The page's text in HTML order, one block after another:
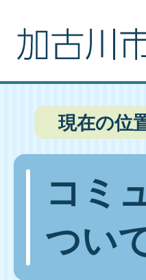
現在の位
コミ
つい